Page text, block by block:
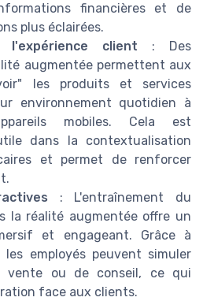
financières et de
plus éclairées.
l'expérience client : Des
augmentée permettent aux
les produits et services
environnement quotidien à
mobiles. Cela est
dans la contextualisation
et permet de renforcer
: L'entraînement du
la réalité augmentée offre un
et engageant. Grâce à
employés peuvent simuler
vente ou de conseil, ce qui
face aux clients.